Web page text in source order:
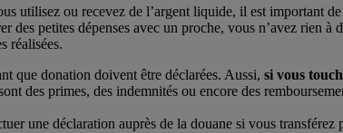
utilisez ou recevez de l’argent liquide, il est important
petites dépenses avec un proche, vous n’avez rien
réalisées.
que donation doivent être déclarées. Aussi, si vous
des primes, des indemnités ou encore des
une déclaration auprès de la douane si vous